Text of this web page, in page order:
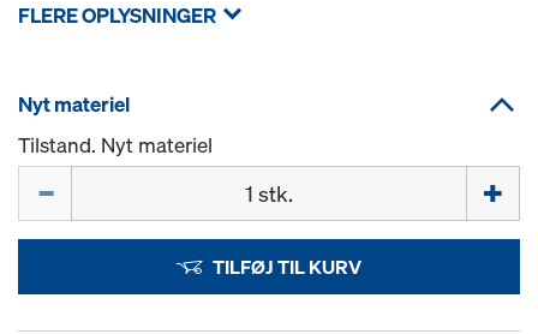
FLERE OPLYSNINGER
Nyt materiel
Tilstand. Nyt materiel
TILFØJ TIL KURV